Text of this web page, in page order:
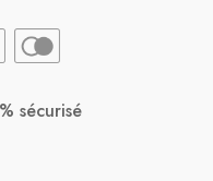
sécurisé